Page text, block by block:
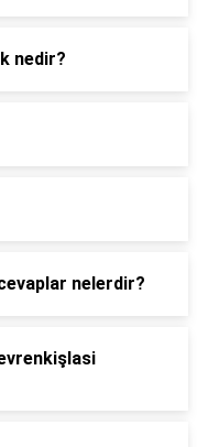
nedir?
nelerdir?